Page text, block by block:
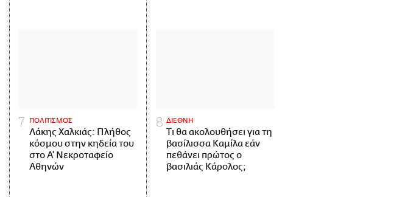
ΠΟΛΙΤΙΣΜΟΣ
Λάκης Χαλκιάς: Πλήθος
κόσμου στην κηδεία του
στο Α' Νεκροταφείο
Αθηνών
ΔΙΕΘΝΗ
Τι θα ακολουθήσει για τη
βασίλισσα Καμίλα εάν
πεθάνει πρώτος ο
βασιλιάς Κάρολος;